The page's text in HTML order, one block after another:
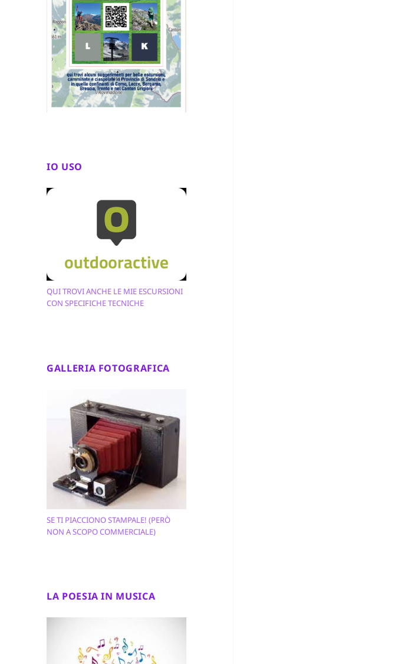
IO USO
QUI TROVI ANCHE LE MIE ESCURSIONI
CON SPECIFICHE TECNICHE
GALLERIA FOTOGRAFICA
SE TI PIACCIONO STAMPALE! (PERÒ
NON A SCOPO COMMERCIALE)
LA POESIA IN MUSICA